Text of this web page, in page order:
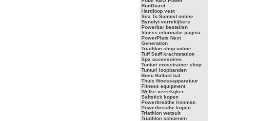
RunGuard
Hardloop vest
Sea To Summit online
Bynolyt verrekijkers
Powerbar bestellen
fitness informatie pagina
PowerPlate Next
Generation
Triathlon shop online
Tuff Stuff krachtstation
Spa accessoires
Tunturi crosstrainer shop
Tunturi loopbanden
Bosu Ballast bal
Thuis fitnessapparatuur
Fitness equipment
Welke verrekijker
Saltstick kopen
Powerbreathe Ironman
Powerbreathe kopen
Triathlon wetsuit
Triathlon schoenen